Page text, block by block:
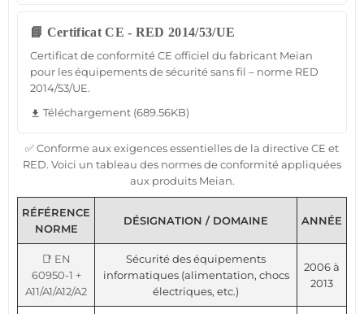
📘 Certificat CE - RED 2014/53/UE
Certificat de conformité CE officiel du fabricant Meian
pour les équipements de sécurité sans fil – norme RED
2014/53/UE.
file_download Téléchargement (689.56KB)
✅ Conforme aux exigences essentielles de la directive CE et
RED. Voici un tableau des normes de conformité appliquées
aux produits Meian.
RÉFÉRENCE
NORME
DÉSIGNATION / DOMAINE ANNÉE
📑 EN
60950-1 +
A11/A1/A12/A2
Sécurité des équipements
informatiques (alimentation, chocs
électriques, etc.)
2006 à
2013